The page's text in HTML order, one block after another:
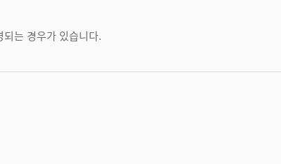
는 경우가 있습니다.